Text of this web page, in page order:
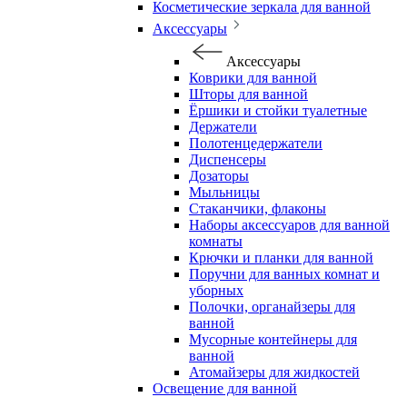
Косметические зеркала для ванной
Аксессуары
Аксессуары
Коврики для ванной
Шторы для ванной
Ёршики и стойки туалетные
Держатели
Полотенцедержатели
Диспенсеры
Дозаторы
Мыльницы
Стаканчики, флаконы
Наборы аксессуаров для ванной
комнаты
Крючки и планки для ванной
Поручни для ванных комнат и
уборных
Полочки, органайзеры для
ванной
Мусорные контейнеры для
ванной
Атомайзеры для жидкостей
Освещение для ванной